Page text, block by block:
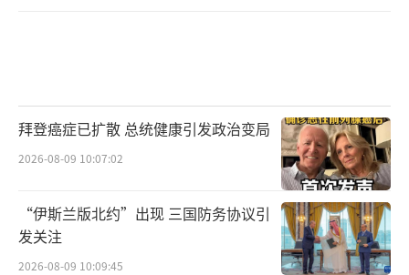
拜登癌症已扩散 总统健康引发政治变局
2026-08-09 10:07:02
“伊斯兰版北约”出现 三国防务协议引
发关注
2026-08-09 10:09:45